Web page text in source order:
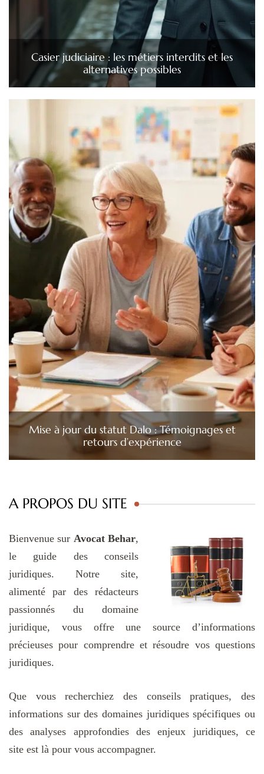
Casier judiciaire : les métiers interdits et les
alternatives possibles
Mise à jour du statut Dalo : Témoignages et
retours d’expérience
A PROPOS DU SITE
Bienvenue sur Avocat Behar,
le guide des conseils
juridiques. Notre site,
alimenté par des rédacteurs
passionnés du domaine
juridique, vous offre une source d’informations
précieuses pour comprendre et résoudre vos questions
juridiques.
Que vous recherchiez des conseils pratiques, des
informations sur des domaines juridiques spécifiques ou
des analyses approfondies des enjeux juridiques, ce
site est là pour vous accompagner.